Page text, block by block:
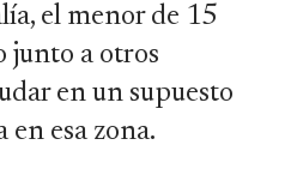
el menor de 15
junto a otros
en un supuesto
en esa zona.